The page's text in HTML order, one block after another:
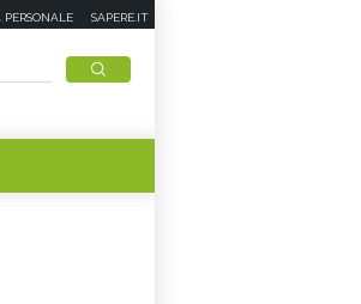
PERSONALE SAPERE.IT